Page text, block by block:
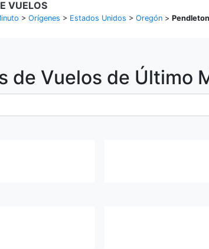
VUELOS
> Orígenes > Estados Unidos > Oregón > Pendleton
de Vuelos de Último